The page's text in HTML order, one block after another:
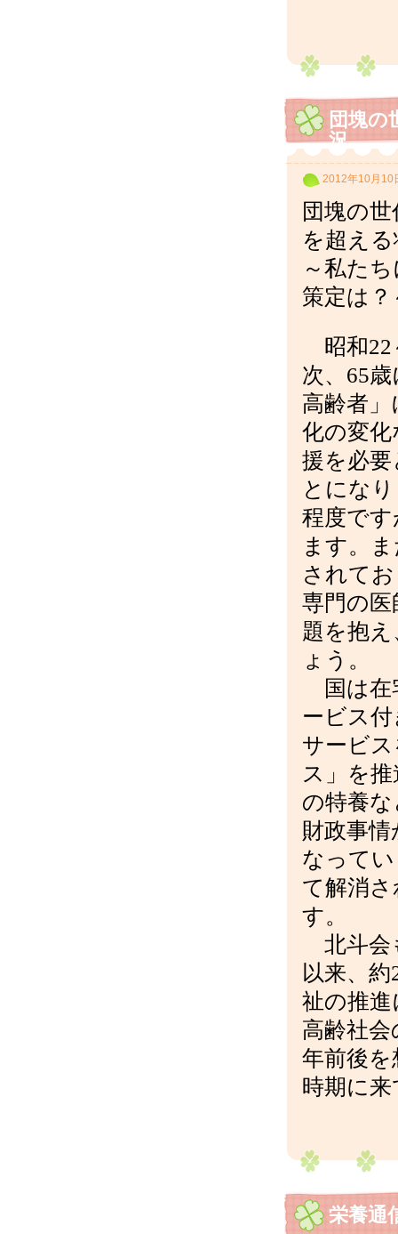
団塊の
況
2012年10月10
団塊の
を超え
～私た
策定は？
昭和22
次、 65
高齢者
化の変
援を必
とにな
程度で
ます。
されて
専門の医
題を抱
ょう。
国は在
ービス
サービ
ス」を
の特養
財政事
なって
て解消
す。
北斗会
以来、約
祉の推
高齢社
年前後
時期に
栄養通